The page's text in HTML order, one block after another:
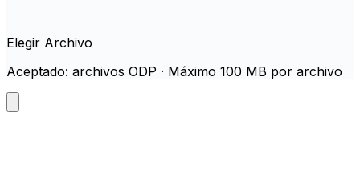
Elegir Archivo
Aceptado: archivos ODP · Máximo 100 MB por archivo